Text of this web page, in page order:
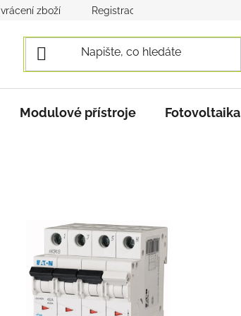
zboží Registrace a přihlášení
Modulové přístroje Fotovoltaika